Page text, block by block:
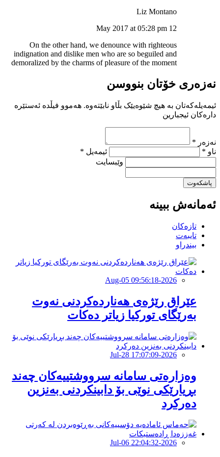
Liz Montano
12 May 2017 at 05:28 pm
On the other hand, we denounce with righteous
indignation and dislike men who are so beguiled and
demoralized by the charms of pleasure of the moment
نەزەری خۆتان بنووسن
ئیمەیلەکەتان بە هیچ شێوەیێک بڵاو نابێتەوە. هەموو فیڵدە ئەستێرە
دارەکان ئیجبارین
نەزەر *
ناو *
ئیمەیل *
وێبسایت
پاشکەوت
ئەمانەش ببینە
تازەکان
تایبەت
بیندراو
2026-Aug-05 09:56:18
عێراق رێژەی هەناردەکردنی نەوت
بەرێگای تورکیا زیاتر دەکات
2026-Jul-28 17:07:09
وەزارەتی سامانە سرووشتییەکان چەند
بڕیارێکی نوێی بۆ دابینکردنی بەنزین
دەرکرد
2026-Jul-06 22:04:32